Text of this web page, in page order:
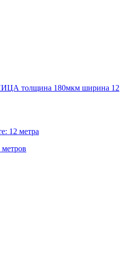
толщина 180мкм ширина 12
12 метра